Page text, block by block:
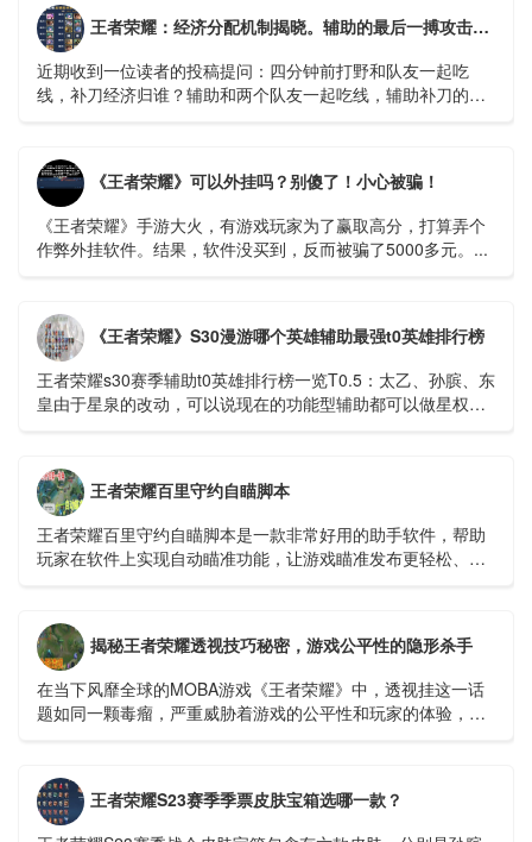
王者荣耀：经济分配机制揭晓。辅助的最后一搏攻击有什么好处吗？ - 哔哩哔哩
近期收到一位读者的投稿提问：四分钟前打野和队友一起吃
线，补刀经济归谁？辅助和两个队友一起吃线，辅助补刀的话
《王者荣耀》可以外挂吗？别傻了！小心被骗！
《王者荣耀》手游大火，有游戏玩家为了赢取高分，打算弄个
作弊外挂软件。结果，软件没买到，反而被骗了5000多元。...
《王者荣耀》S30漫游哪个英雄辅助最强t0英雄排行榜
王者荣耀s30赛季辅助t0英雄排行榜一览​​​​​​​T0.5：太乙、孙膑、东
皇由于星泉的改动，可以说现在的功能型辅助都可以做星权，
王者荣耀百里守约自瞄脚本
王者荣耀百里守约自瞄脚本是一款非常好用的助手软件，帮助
玩家在软件上实现自动瞄准功能，让游戏瞄准发布更轻松、更
揭秘王者荣耀透视技巧秘密，游戏公平性的隐形杀手
在当下风靡全球的MOBA游戏《王者荣耀》中，透视挂这一话
题如同一颗毒瘤，严重威胁着游戏的公平性和玩家的体验，我
王者荣耀S23赛季季票皮肤宝箱选哪一款？